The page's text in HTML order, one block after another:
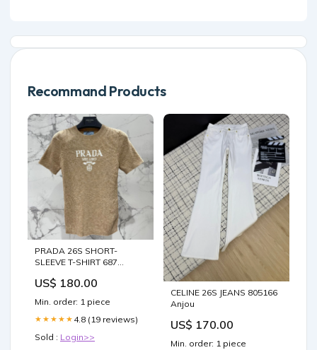
Recommand Products
PRADA 26S SHORT-
SLEEVE T-SHIRT 687
US$ 180.00
Min. order: 1 piece
★★★★★ 4.8 (19 reviews)
Sold : Login>>
CELINE 26S JEANS 805166
Anjou
US$ 170.00
Min. order: 1 piece